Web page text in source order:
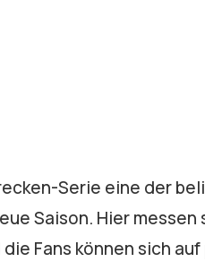
Serie eine der
Saison. Hier
Fans können sich